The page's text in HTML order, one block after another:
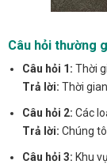
Câu hỏi thường
Câu hỏi 1: Thời
Trả lời: Thời
Câu hỏi 2: Các
Trả lời: Chúng
Câu hỏi 3: Khu